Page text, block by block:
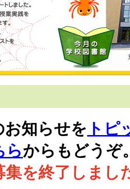
お知らせを トピ
らからもどうぞ
集を終了しまし